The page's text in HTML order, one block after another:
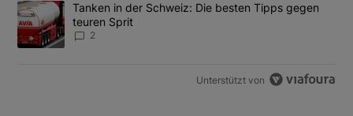
Ein Trendartikel mit dem Titel "Tanken in der Schweiz: Die
Tanken in der Schweiz: Die besten Tipps gegen
teuren Sprit
2
Unterstützt von